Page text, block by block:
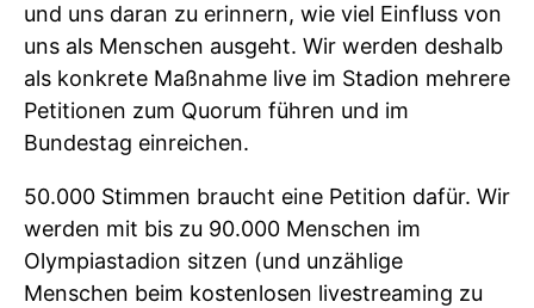
und uns daran zu erinnern, wie viel Einfluss von
uns als Menschen ausgeht. Wir werden deshalb
als konkrete Maßnahme live im Stadion mehrere
Petitionen zum Quorum führen und im
Bundestag einreichen.
50.000 Stimmen braucht eine Petition dafür. Wir
werden mit bis zu 90.000 Menschen im
Olympiastadion sitzen (und unzählige
Menschen beim kostenlosen livestreaming zu